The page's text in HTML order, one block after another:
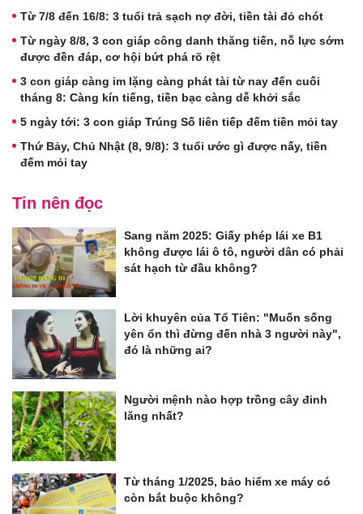
Từ 7/8 đến 16/8: 3 tuổi trả sạch nợ đời, tiền tài đỏ chót
Từ ngày 8/8, 3 con giáp công danh thăng tiến, nỗ lực sớm
được đền đáp, cơ hội bứt phá rõ rệt
3 con giáp càng im lặng càng phát tài từ nay đến cuối
tháng 8: Càng kín tiếng, tiền bạc càng dễ khởi sắc
5 ngày tới: 3 con giáp Trúng Số liên tiếp đếm tiền mỏi tay
Thứ Bảy, Chủ Nhật (8, 9/8): 3 tuổi ước gì được nấy, tiền
đếm mỏi tay
Tin nên đọc
Sang năm 2025: Giấy phép lái xe B1
không được lái ô tô, người dân có phải
sát hạch từ đầu không?
Lời khuyên của Tổ Tiên: "Muốn sống
yên ổn thì đừng đến nhà 3 người này",
đó là những ai?
Người mệnh nào hợp trồng cây đinh
lăng nhất?
Từ tháng 1/2025, bảo hiểm xe máy có
còn bắt buộc không?